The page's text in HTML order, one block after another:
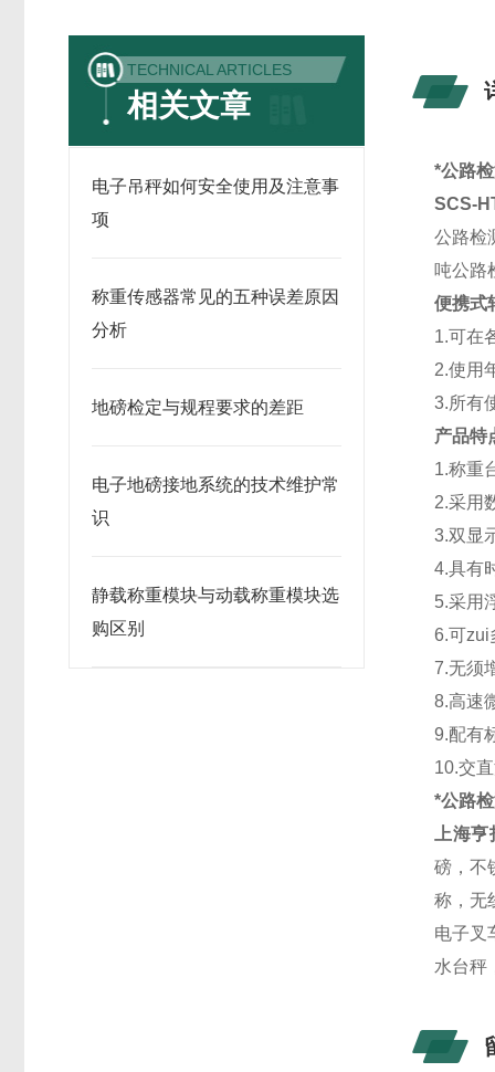
TECHNICAL ARTICLES
相关文章
电子吊秤如何安全使用及注意事
项
称重传感器常见的五种误差原因
分析
地磅检定与规程要求的差距
电子地磅接地系统的技术维护常
识
静载称重模块与动载称重模块选
购区别
*公路
SCS-
公路检
吨公路
便携式
1.可在
2.使用
3.所有
产品特
1.称重
2.采用
3.双显
4.具有
5.采用
6.可zui
7.无须
8.高速
9.配有
10.交
*公路
上海
磅，不
称，无
电子叉
水台秤